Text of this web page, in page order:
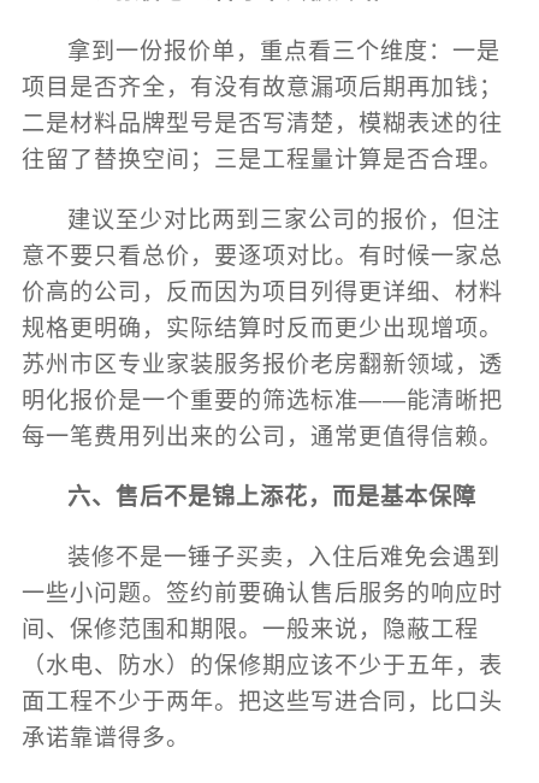
拿到一份报价单，重点看三个维度：一是
项目是否齐全，有没有故意漏项后期再加钱；
二是材料品牌型号是否写清楚，模糊表述的往
往留了替换空间；三是工程量计算是否合理。
建议至少对比两到三家公司的报价，但注
意不要只看总价，要逐项对比。有时候一家总
价高的公司，反而因为项目列得更详细、材料
规格更明确，实际结算时反而更少出现增项。
苏州市区专业家装服务报价老房翻新领域，透
明化报价是一个重要的筛选标准——能清晰把
每一笔费用列出来的公司，通常更值得信赖。
六、售后不是锦上添花，而是基本保障
装修不是一锤子买卖，入住后难免会遇到
一些小问题。签约前要确认售后服务的响应时
间、保修范围和期限。一般来说，隐蔽工程
（水电、防水）的保修期应该不少于五年，表
面工程不少于两年。把这些写进合同，比口头
承诺靠谱得多。